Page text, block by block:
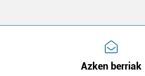
Azken berriak